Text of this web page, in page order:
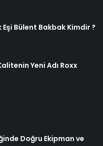
Bülent Bakbak Kimdir ?
Yeni Adı Roxx
Doğru Ekipman ve